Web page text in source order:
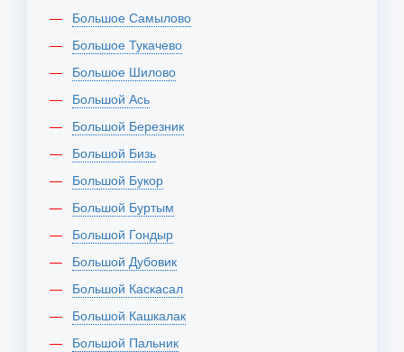
Большое Самылово
Большое Тукачево
Большое Шилово
Большой Ась
Большой Березник
Большой Бизь
Большой Букор
Большой Буртым
Большой Гондыр
Большой Дубовик
Большой Каскасал
Большой Кашкалак
Большой Пальник